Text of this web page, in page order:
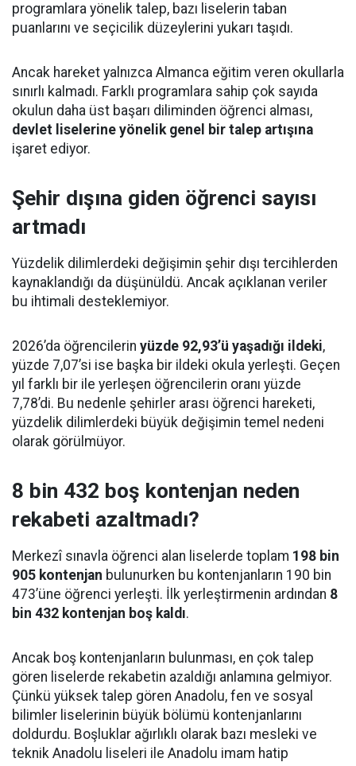
programlara yönelik talep, bazı liselerin taban
puanlarını ve seçicilik düzeylerini yukarı taşıdı.
Ancak hareket yalnızca Almanca eğitim veren okullarla
sınırlı kalmadı. Farklı programlara sahip çok sayıda
okulun daha üst başarı diliminden öğrenci alması,
devlet liselerine yönelik genel bir talep artışına
işaret ediyor.
Şehir dışına giden öğrenci sayısı
artmadı
Yüzdelik dilimlerdeki değişimin şehir dışı tercihlerden
kaynaklandığı da düşünüldü. Ancak açıklanan veriler
bu ihtimali desteklemiyor.
2026’da öğrencilerin yüzde 92,93’ü yaşadığı ildeki,
yüzde 7,07’si ise başka bir ildeki okula yerleşti. Geçen
yıl farklı bir ile yerleşen öğrencilerin oranı yüzde
7,78’di. Bu nedenle şehirler arası öğrenci hareketi,
yüzdelik dilimlerdeki büyük değişimin temel nedeni
olarak görülmüyor.
8 bin 432 boş kontenjan neden
rekabeti azaltmadı?
Merkezî sınavla öğrenci alan liselerde toplam 198 bin
905 kontenjan bulunurken bu kontenjanların 190 bin
473’üne öğrenci yerleşti. İlk yerleştirmenin ardından 8
bin 432 kontenjan boş kaldı.
Ancak boş kontenjanların bulunması, en çok talep
gören liselerde rekabetin azaldığı anlamına gelmiyor.
Çünkü yüksek talep gören Anadolu, fen ve sosyal
bilimler liselerinin büyük bölümü kontenjanlarını
doldurdu. Boşluklar ağırlıklı olarak bazı mesleki ve
teknik Anadolu liseleri ile Anadolu imam hatip